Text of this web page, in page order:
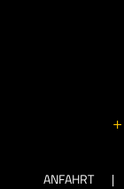
ANFAHRT